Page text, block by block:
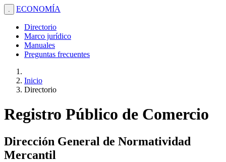
. ECONOMÍA
Directorio
Marco jurídico
Manuales
Preguntas frecuentes
Inicio
Directorio
Registro Público de Comercio
Dirección General de Normatividad
Mercantil